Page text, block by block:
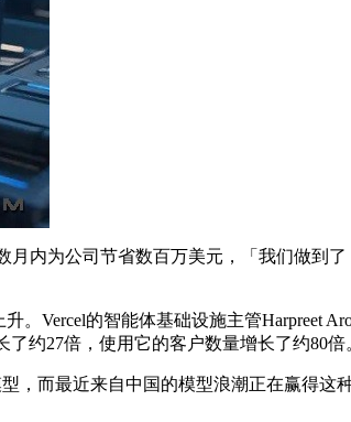
月内为公司节省数百万美元，「我们做到
。Vercel的智能体基础设施主管Harpreet
约27倍，使用它的客户数量增长了约80倍
，而最近来自中国的模型浪潮正在赢得这种